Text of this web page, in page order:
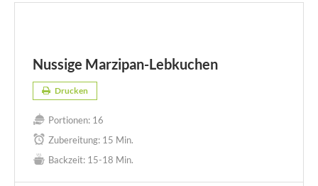
Nussige Marzipan-Lebkuchen
Drucken
Portionen: 16
Zubereitung: 15 Min.
Backzeit: 15-18 Min.